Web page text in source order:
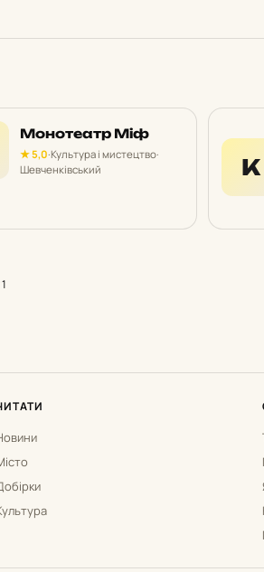
Монотеатр Міф
★ 5,0·Культура і мистецтво·
Шевченківський
К